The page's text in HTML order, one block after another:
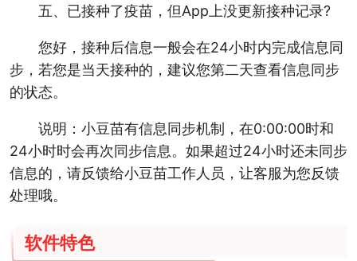
五、已接种了疫苗，但App上没更新接种记录?
您好，接种后信息一般会在24小时内完成信息同
步，若您是当天接种的，建议您第二天查看信息同步
的状态。
说明：小豆苗有信息同步机制，在0:00:00时和
24小时时会再次同步信息。如果超过24小时还未同步
信息的，请反馈给小豆苗工作人员，让客服为您反馈
处理哦。
软件特色